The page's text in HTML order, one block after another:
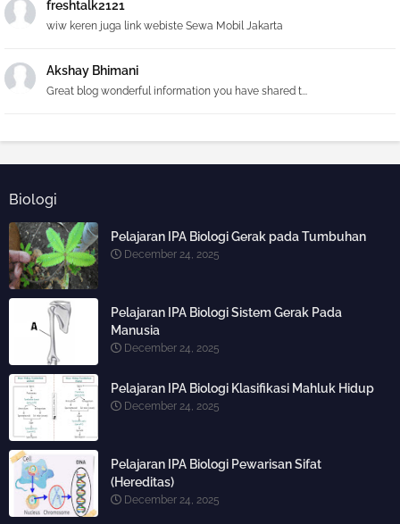
freshtalk2121
wiw keren juga link webiste Sewa Mobil Jakarta
Akshay Bhimani
Great blog wonderful information you have shared t...
Biologi
Pelajaran IPA Biologi Gerak pada Tumbuhan
December 24, 2025
Pelajaran IPA Biologi Sistem Gerak Pada
Manusia
December 24, 2025
Pelajaran IPA Biologi Klasifikasi Mahluk Hidup
December 24, 2025
Pelajaran IPA Biologi Pewarisan Sifat
(Hereditas)
December 24, 2025